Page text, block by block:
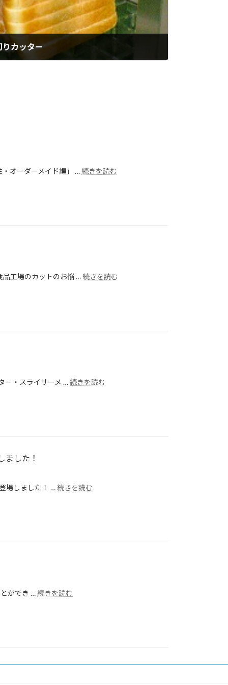
カッター
オーダーメイド編」 …続きを読む
品工場のカットのお悩 …続きを読む
ー・スライサーメ …続きを読む
ました！
場しました！ …続きを読む
ができ …続きを読む